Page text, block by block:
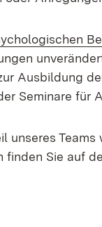
Ausbildung
Seminare für
unseres
finden Sie auf